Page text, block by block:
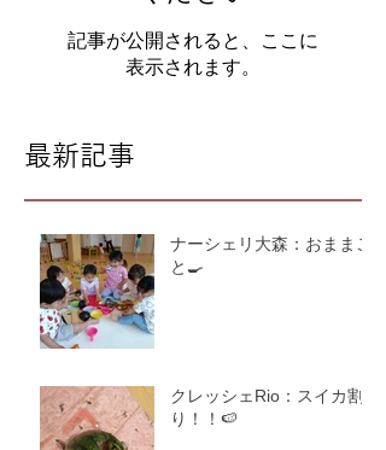
記事が公開されると、ここに
表示されます。
最新記事
ナーシェリ大森：おままご
と🍳
クレッシェRio：スイカ割
り！！🍉